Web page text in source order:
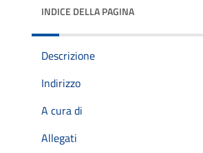
INDICE DELLA PAGINA
Descrizione
Indirizzo
A cura di
Allegati